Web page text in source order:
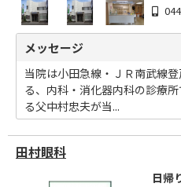
メッセージ
当院は小田急線・ＪＲ南武線
る、内科・消化器内科の診療
る父中村忠夫が当...
田村眼科
日帰